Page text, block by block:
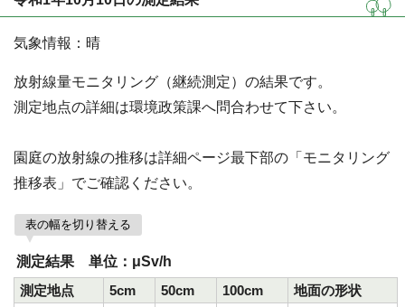
気象情報：晴
放射線量モニタリング（継続測定）の結果です。
測定地点の詳細は環境政策課へ問合わせて下さい。
園庭の放射線の推移は詳細ページ最下部の「モニタリング
推移表」でご確認ください。
表の幅を切り替える
測定結果 単位：μSv/h
測定地点
5cm 50cm 100cm
地面の形状